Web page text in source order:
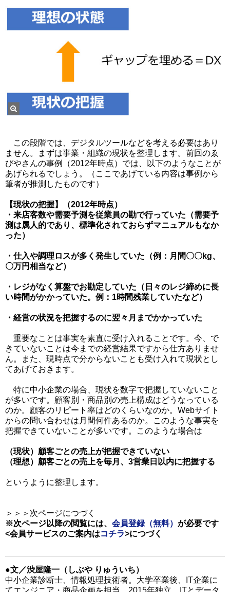
この段階では、デジタルツールなどを考える必要はあり
ません。まずは事業・組織の現状を整理します。前回のゑ
びやさんの事例（2012年時点）では、以下のようなことが
あげられるでしょう。（ここであげている内容は事例から
筆者が推測したものです）
【現状の把握】（2012年時点）
・来店客数や需要予測を従業員の勘で行っていた（需要予
測は属人的であり、標準化されておらずマニュアルもなか
った）
・仕入や調理ロスが多く発生していた（例：月間〇〇kg、
〇万円相当など）
・レジがなく算盤でお勘定していた（日々のレジ締めに長
い時間がかかっていた。例：1時間残業していたなど）
・経営の状況を把握するのに翌々月までかかっていた
重要なことは事実を素直に受け入れることです。今、で
きていないことは今までの経営結果ですから仕方ありませ
ん。また、現時点で分からないことも受け入れて現状とし
てあげておきます。
特に中小企業の場合、現状を数字で把握していないこと
が多いです。顧客別・商品別の売上構成はどうなっている
のか。顧客のリピート率はどのくらいなのか。Webサイト
からの問い合わせは月間何件あるのか。このような事実を
把握できていないことが多いです。このような場合は
（現状）顧客ごとの売上が把握できていない
（理想）顧客ごとの売上を毎月、3営業日以内に把握する
というように整理します。
＞＞＞次ページにつづく
※次ページ以降の閲覧には、 会員登録（無料） が必要です
<会員サービスのご案内はコチラ>につづく
●文／渋屋隆一（しぶや りゅういち）
中小企業診断士、情報処理技術者。大学卒業後、IT企業に